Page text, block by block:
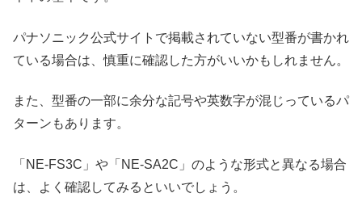
パナソニック公式サイトで掲載されていない型番が書かれ
ている場合は、慎重に確認した方がいいかもしれません。
また、型番の一部に余分な記号や英数字が混じっているパ
ターンもあります。
「NE-FS3C」や「NE-SA2C」のような形式と異なる場合
は、よく確認してみるといいでしょう。